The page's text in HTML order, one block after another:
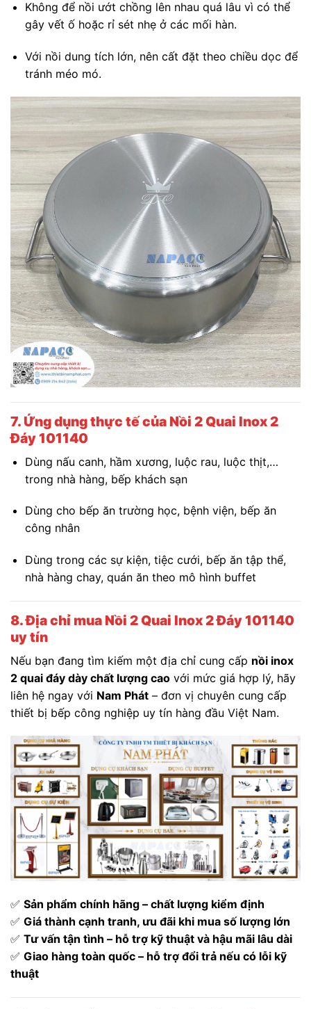
Không để nồi ướt chồng lên nhau quá lâu vì có thể
gây vết ố hoặc rỉ sét nhẹ ở các mối hàn.
Với nồi dung tích lớn, nên cất đặt theo chiều dọc để
tránh méo mó.
7. Ứng dụng thực tế của Nồi 2 Quai Inox 2
Đáy 101140
Dùng nấu canh, hầm xương, luộc rau, luộc thịt,…
trong nhà hàng, bếp khách sạn
Dùng cho bếp ăn trường học, bệnh viện, bếp ăn
công nhân
Dùng trong các sự kiện, tiệc cưới, bếp ăn tập thể,
nhà hàng chay, quán ăn theo mô hình buffet
8. Địa chỉ mua Nồi 2 Quai Inox 2 Đáy 101140
uy tín
Nếu bạn đang tìm kiếm một địa chỉ cung cấp nồi inox
2 quai đáy dày chất lượng cao với mức giá hợp lý, hãy
liên hệ ngay với Nam Phát – đơn vị chuyên cung cấp
thiết bị bếp công nghiệp uy tín hàng đầu Việt Nam.
✅ Sản phẩm chính hãng – chất lượng kiểm định
✅ Giá thành cạnh tranh, ưu đãi khi mua số lượng lớn
✅ Tư vấn tận tình – hỗ trợ kỹ thuật và hậu mãi lâu dài
✅ Giao hàng toàn quốc – hỗ trợ đổi trả nếu có lỗi kỹ
thuật